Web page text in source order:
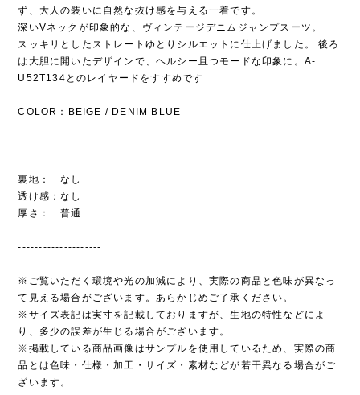
ず、大人の装いに自然な抜け感を与える一着です。
深いVネックが印象的な、ヴィンテージデニムジャンプスーツ。
スッキリとしたストレートゆとりシルエットに仕上げました。 後ろ
は大胆に開いたデザインで、ヘルシー且つモードな印象に。A-
U52T134とのレイヤードをすすめです
COLOR：BEIGE / DENIM BLUE
--------------------
裏地： なし
透け感：なし
厚さ： 普通
--------------------
※ご覧いただく環境や光の加減により、実際の商品と色味が異なっ
て見える場合がございます。あらかじめご了承ください。
※サイズ表記は実寸を記載しておりますが、生地の特性などによ
り、多少の誤差が生じる場合がございます。
※掲載している商品画像はサンプルを使用しているため、実際の商
品とは色味・仕様・加工・サイズ・素材などが若干異なる場合がご
ざいます。